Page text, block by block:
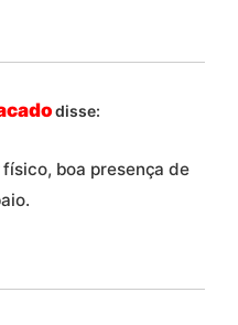
disse:
boa presença de